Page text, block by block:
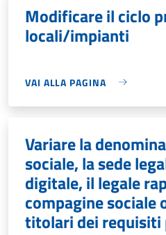
Modificare il ciclo
locali/impianti
VAI ALLA PAGINA
Variare la
sociale, la sede
digitale, il legale
compagine sociale
titolari dei requisiti